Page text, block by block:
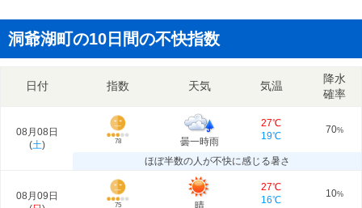
洞爺湖町の10日間の不快指数
日付 指数 天気 気温
降水
確率
08月08日
(土) 78 曇一時雨
27℃
19℃
70%
ほぼ半数の人が不快に感じる暑さ
08月09日
75 晴
27℃
16℃
10%